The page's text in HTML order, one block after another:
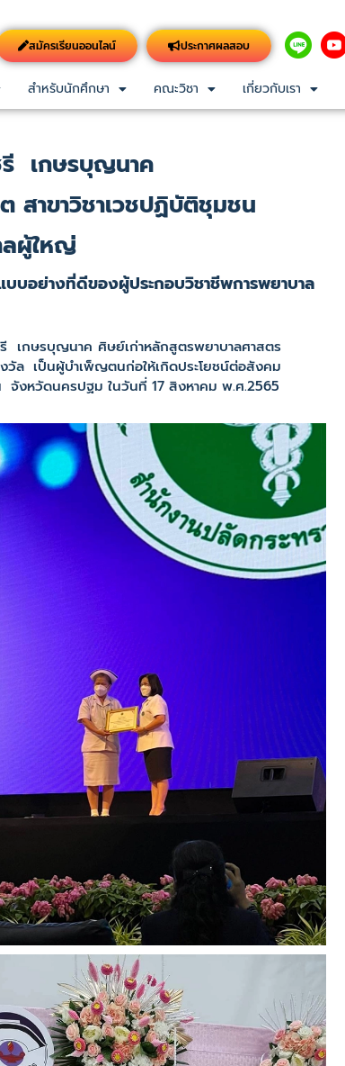
สมัครเรียนออนไลน์ ประกาศผลสอบ
สำหรับนักศึกษา คณะวิชา เกี่ยวกับเรา
เกษรบุญนาค
สาขาวิชาเวชปฏิบัติชุมชน
ลผู้ใหญ่
บอย่างที่ดีของผู้ประกอบวิชาชีพการพยาบาล
กษรบุญนาค ศิษย์เก่าหลักสูตรพยาบาลศาสตร
ล เป็นผู้บำเพ็ญตนก่อให้เกิดประโยชน์ต่อสังคม
จังหวัดนครปฐม ในวันที่ 17 สิงหาคม พ.ศ.2565